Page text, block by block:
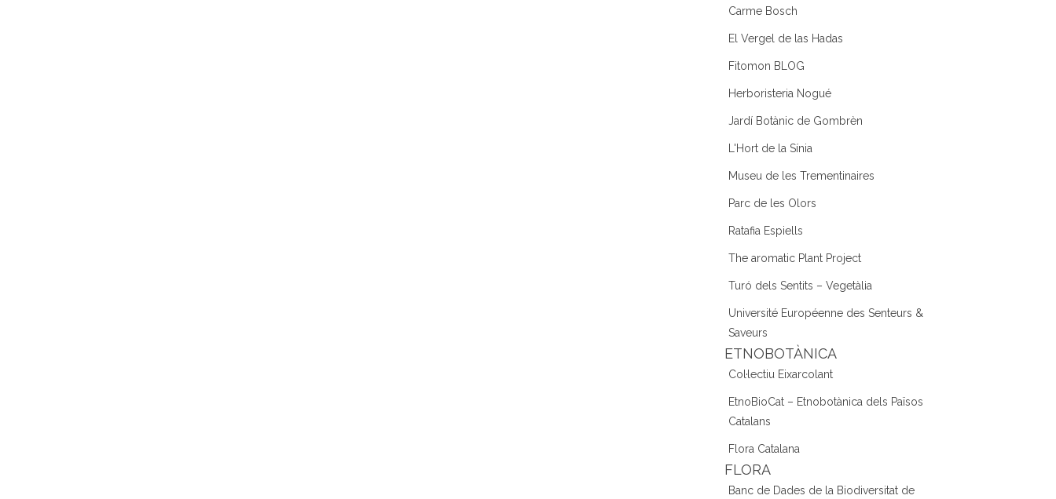
Carme Bosch
El Vergel de las Hadas
Fitomon BLOG
Herboristeria Nogué
Jardí Botànic de Gombrèn
L'Hort de la Sínia
Museu de les Trementinaires
Parc de les Olors
Ratafia Espiells
The aromatic Plant Project
Turó dels Sentits – Vegetàlia
Université Européenne des Senteurs &
Saveurs
ETNOBOTÀNICA
Col·lectiu Eixarcolant
EtnoBioCat – Etnobotànica dels Països
Catalans
Flora Catalana
FLORA
Banc de Dades de la Biodiversitat de